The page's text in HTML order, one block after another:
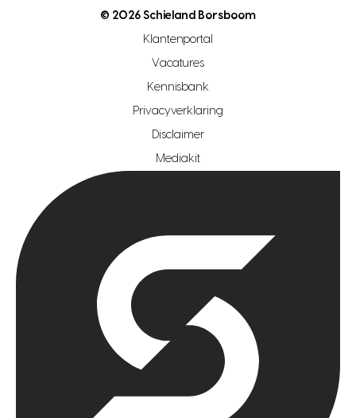
makelaar regio zoetermeer
hypotheekshop regio den haag
hypotheekshop regio rotterdam
© 2026 Schieland Borsboom
Klantenportal
Vacatures
Kennisbank
Privacyverklaring
Disclaimer
Mediakit